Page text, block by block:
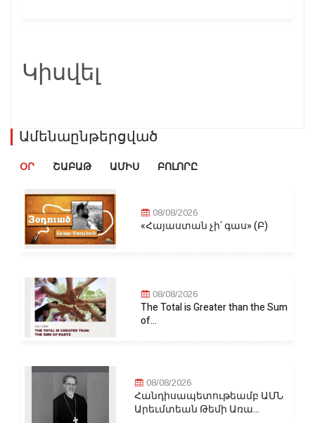
Կիսվել
Ամենաընթերցված
ՕՐ ՇԱԲԱԹ ԱՄԻՍ ԲՈԼՈՐԸ
08/08/2026
«Հայաստան չի՛ գաս» (Բ)
08/08/2026
The Total is Greater than the Sum
of...
08/08/2026
Հանդիսապետութեամբ ԱՄՆ
Արեւմտեան Թեմի Առա...